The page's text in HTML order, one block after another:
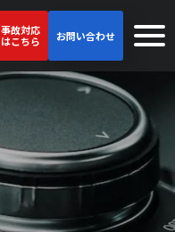
事故対応
はこちら
お問い合わせ